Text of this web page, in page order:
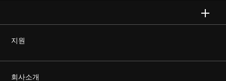
지원
정품을 구매하세요
회사소개